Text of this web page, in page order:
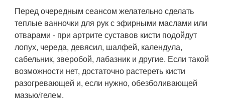
Перед очередным сеансом желательно сделать
теплые ванночки для рук с эфирными маслами или
отварами - при артрите суставов кисти подойдут
лопух, череда, девясил, шалфей, календула,
сабельник, зверобой, лабазник и другие. Если такой
возможности нет, достаточно растереть кисти
разогревающей и, если нужно, обезболивающей
мазью/гелем.